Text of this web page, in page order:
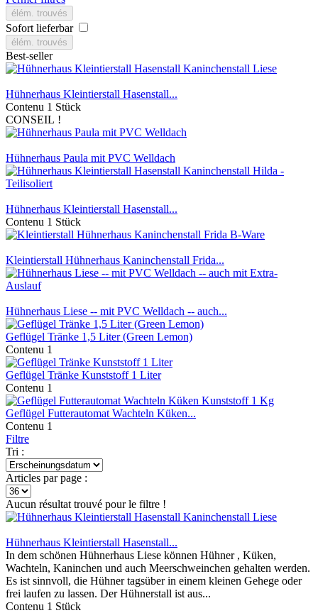
élém. trouvés
Sofort lieferbar
élém. trouvés
Best-seller
Hühnerhaus Kleintierstall Hasenstall...
Contenu 1 Stück
CONSEIL !
Hühnerhaus Paula mit PVC Welldach
Hühnerhaus Kleintierstall Hasenstall...
Contenu 1 Stück
Kleintierstall Hühnerhaus Kaninchenstall Frida...
Hühnerhaus Liese -- mit PVC Welldach -- auch...
Geflügel Tränke 1,5 Liter (Green Lemon)
Contenu 1
Geflügel Tränke Kunststoff 1 Liter
Contenu 1
Geflügel Futterautomat Wachteln Küken...
Contenu 1
Filtre
Tri :
Articles par page :
Aucun résultat trouvé pour le filtre !
Hühnerhaus Kleintierstall Hasenstall...
In dem schönen Hühnerhaus Liese können Hühner , Küken,
Wachteln, Kaninchen und auch Meerschweinchen gehalten werden.
Es ist sinnvoll, die Hühner tagsüber in einem kleinen Gehege oder
frei laufen zu lassen. Der Hühnerstall ist aus...
Contenu 1 Stück